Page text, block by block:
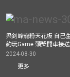
梁釗峰寵粉天花板 自己
約玩Game 頭獎開車接送
2024-08-30
更多